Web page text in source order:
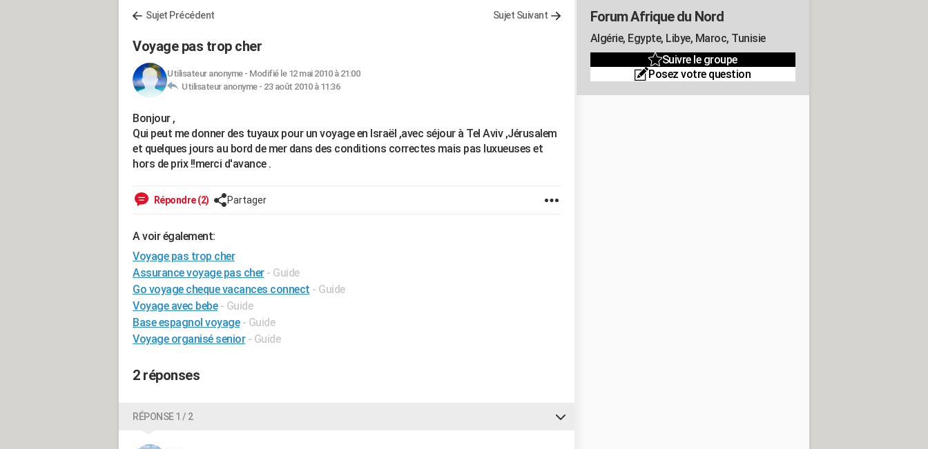
Sujet Précédent Sujet Suivant
Voyage pas trop cher
Utilisateur anonyme- Modifié le 12 mai 2010 à 21:00
Utilisateur anonyme - 23 août 2010 à 11:36
Bonjour ,
Qui peut me donner des tuyaux pour un voyage en Israël ,avec séjour à Tel Aviv ,Jérusalem
et quelques jours au bord de mer dans des conditions correctes mais pas luxueuses et
hors de prix !!merci d'avance .
Répondre (2) Partager
A voir également:
Voyage pas trop cher
Assurance voyage pas cher - Guide
Go voyage cheque vacances connect - Guide
Voyage avec bebe - Guide
Base espagnol voyage - Guide
Voyage organisé senior - Guide
2 réponses
RÉPONSE 1 / 2
Forum Afrique du Nord
Algérie, Egypte, Libye, Maroc, Tunisie
Suivre le groupe
Posez votre question